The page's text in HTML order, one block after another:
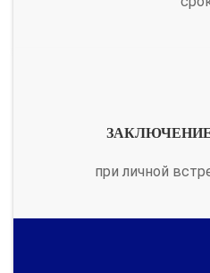
при личной